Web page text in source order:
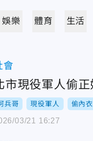
娛樂 體育 生活
會
市現役軍人偷
兵哥 現役軍人 偷內衣
03/21 16:27